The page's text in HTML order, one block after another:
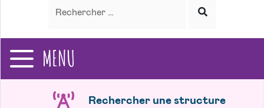
Lancer
recherche
MENU
Rechercher une structure